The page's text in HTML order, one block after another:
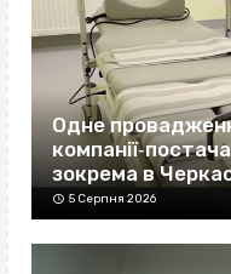
Одне
зокрема в
5 Серпня 2026